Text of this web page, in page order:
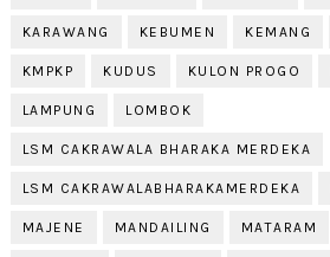
KARAWANG KEBUMEN KEMANG
KMPKP KUDUS KULON PROGO
LAMPUNG LOMBOK
LSM CAKRAWALA BHARAKA MERDEKA
LSM CAKRAWALABHARAKAMERDEKA
MAJENE MANDAILING MATARAM